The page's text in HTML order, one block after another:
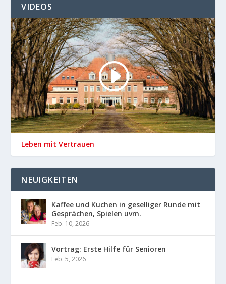
VIDEOS
Leben mit Vertrauen
NEUIGKEITEN
Kaffee und Kuchen in geselliger Runde mit
Gesprächen, Spielen uvm.
Feb. 10, 2026
Vortrag: Erste Hilfe für Senioren
Feb. 5, 2026